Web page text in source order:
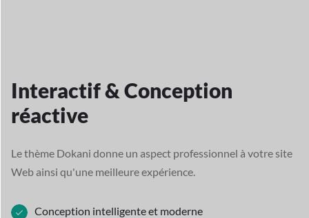
Interactif & Conception
réactive
Le thème Dokani donne un aspect professionnel à votre site
Webainsi qu'une meilleure expérience.
Conception intelligente et moderne